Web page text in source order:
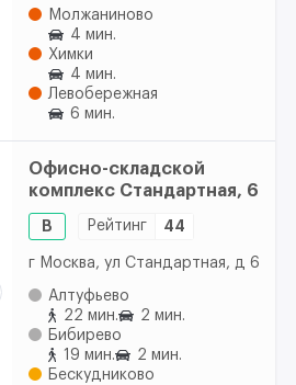
Молжаниново
4 мин.
Химки
4 мин.
Левобережная
6 мин.
Офисно-складской
комплекс Стандартная, 6
B Рейтинг 44
г Москва, ул Стандартная, д 6
Алтуфьево
22 мин.
2 мин.
Бибирево
19 мин.
2 мин.
Бескудниково